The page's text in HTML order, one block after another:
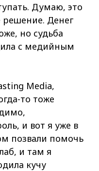
Думаю, это
решение. Денег
но судьба
с медийным
Media,
то тоже
и вот я уже в
позвали помочь
и там я
кучу